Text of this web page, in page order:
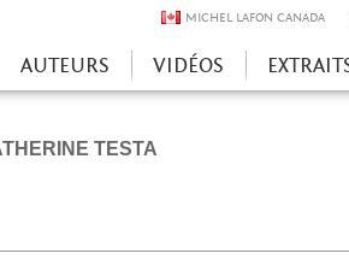
MICHEL LAFON CANADA
AUTEURS VIDÉOS
TESTA